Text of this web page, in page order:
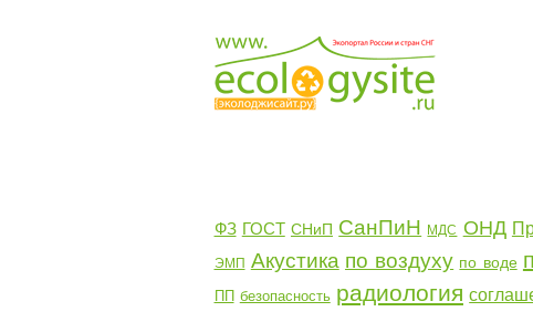
ФЗ ГОСТ СНиП СанПиН МДС ОНД
ЭМП Акустика по воздуху по воде
ПП безопасность радиология